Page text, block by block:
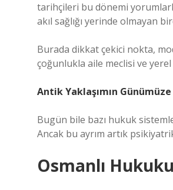
tarihçileri bu dönemi
akıl sağlığı yerinde olmayan
Burada dikkat çekici nokta,
çoğunlukla aile meclisi ve
Antik Yaklaşımın
Bugün bile bazı hukuk
Ancak bu ayrım artık
Osmanlı